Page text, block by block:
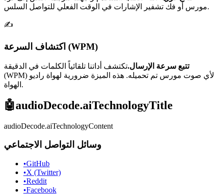
مورس أو فك تشفير الإشارات في الوقت الفعلي للتواصل السلس.
✍️
اكتشاف السرعة (WPM)
تتبع سرعة الإرسال.تكتشف أداتنا تلقائياً الكلمات في الدقيقة
(WPM) لأي صوت مورس تم تحميله. هذه الميزة ضرورية لهواة راديو
الهواة.
🤖audioDecode.aiTechnologyTitle
audioDecode.aiTechnologyContent
وسائل التواصل الاجتماعي
•GitHub
•X (Twitter)
•Reddit
•Facebook